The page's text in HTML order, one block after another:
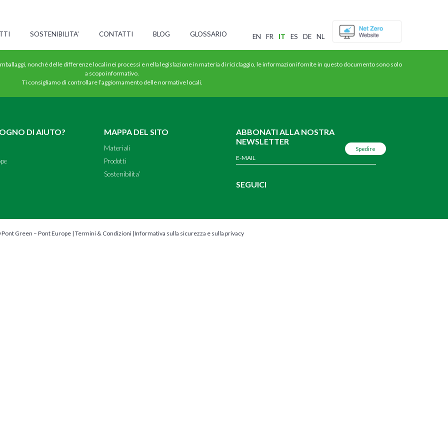
SOSTENIBILITA’ CONTATTI BLOG GLOSSARIO EN FR IT ES DE NL
nonché delle differenze locali nei processi e nella legislazione in materia di riciclaggio, le informazioni fornite in questo documento sono solo
a scopo informativo.
Ti consigliamo di controllare l’aggiornamento delle normative locali.
DI AIUTO? MAPPA DEL SITO
Materiali
Prodotti
Sostenibilita’
ABBONATI ALLA NOSTRA
NEWSLETTER
SEGUICI
Green – Pont Europe |Termini & Condizioni|Informativa sulla sicurezza e sulla privacy